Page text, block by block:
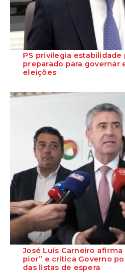
PS privilegia estabilidade
preparado para governar
eleições
preparado para assumir responsabil...
José Luís Carneiro afirma
pior” e critica Governo
das listas de espera